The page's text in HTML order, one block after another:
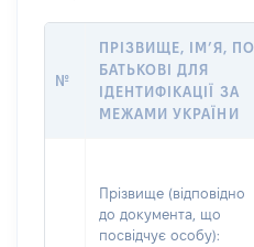
№
ПРІЗВИЩЕ, ІМ’Я, ПО
БАТЬКОВІ ДЛЯ
ІДЕНТИФІКАЦІЇ ЗА
МЕЖАМИ УКРАЇНИ
Прізвище (відповідно
до документа, що
посвідчує особу):